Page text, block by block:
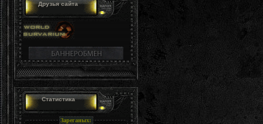
Друзья сайта
Статистика
Зареганых: